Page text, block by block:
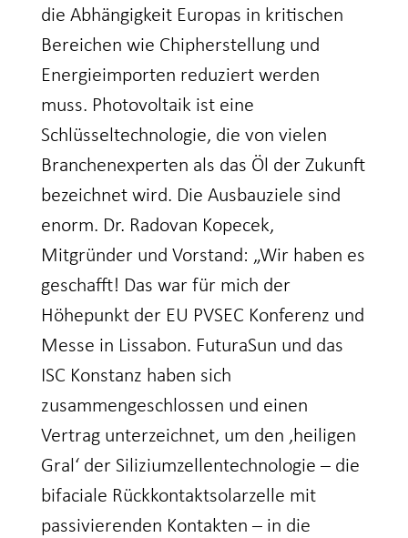
die Abhängigkeit Europas in kritischen
Bereichen wie Chipherstellung und
Energieimporten reduziert werden
muss. Photovoltaik ist eine
Schlüsseltechnologie, die von vielen
Branchenexperten als das Öl der Zukunft
bezeichnet wird. Die Ausbauziele sind
enorm. Dr. Radovan Kopecek,
Mitgründer und Vorstand: „Wir haben es
geschafft! Das war für mich der
Höhepunkt der EU PVSEC Konferenz und
Messe in Lissabon. FuturaSun und das
ISC Konstanz haben sich
zusammengeschlossen und einen
Vertrag unterzeichnet, um den ‚heiligen
Gral‘ der Siliziumzellentechnologie – die
bifaciale Rückkontaktsolarzelle mit
passivierenden Kontakten – in die